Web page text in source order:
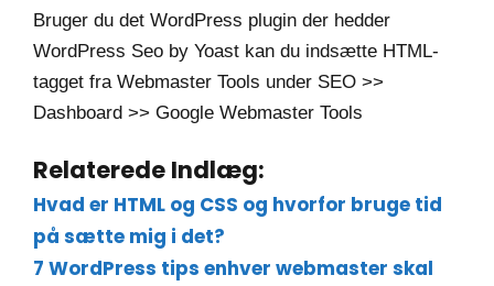
Bruger du det WordPress plugin der hedder
WordPress Seo by Yoast kan du indsætte HTML-
tagget fra Webmaster Tools under SEO >>
Dashboard >> Google Webmaster Tools
Relaterede Indlæg:
Hvad er HTML og CSS og hvorfor bruge tid
på sætte mig i det?
7 WordPress tips enhver webmaster skal